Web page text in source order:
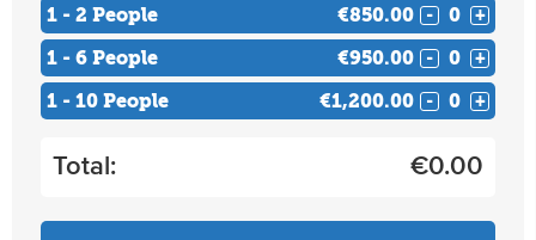
1 - 2 People €850.00 - +
1 - 6 People €950.00 - +
1 - 10 People €1,200.00 - +
Total: €0.00